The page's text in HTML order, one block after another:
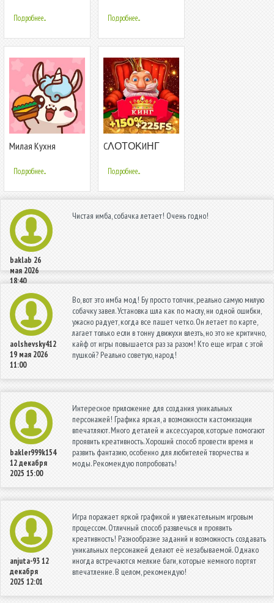
Подробнее... Подробнее...
Милая Кухня
Подробнее...
CΛΟΤΟΚИΗΓ
Подробнее...
baklab 26
мая 2026
18:40
Чистая имба, собачка летает! Очень годно!
aolshevsky412
19 мая 2026
11:00
Во, вот это имба мод! Бу просто топчик, реально самую милую
собачку завел. Установка шла как по маслу, ни одной ошибки,
ужасно радует, когда все пашет четко. Он летает по карте,
лагает только если в тонну движухи влезть, но это не критично,
кайф от игры повышается раз за разом! Кто еще играл с этой
пушкой? Реально советую, народ!
bakler999k154
12 декабря
2025 15:00
Интересное приложение для создания уникальных
персонажей! Графика яркая, а возможности кастомизации
впечатляют. Много деталей и аксессуаров, которые помогают
проявить креативность. Хороший способ провести время и
развить фантазию, особенно для любителей творчества и
моды. Рекомендую попробовать!
anjuta-9312
декабря
2025 12:01
Игра поражает яркой графикой и увлекательным игровым
процессом. Отличный способ развлечься и проявить
креативность! Разнообразие заданий и возможность создавать
уникальных персонажей делают её незабываемой. Однако
иногда встречаются мелкие баги, которые немного портят
впечатление. В целом, рекомендую!